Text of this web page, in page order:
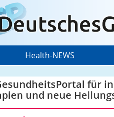
Health-NEWS
für
und neue